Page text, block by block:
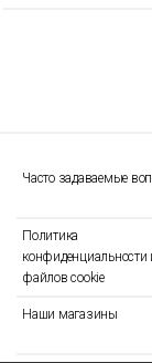
Часто задаваемые
Политика
конфиденциальности
файлов cookie
Наши магазины